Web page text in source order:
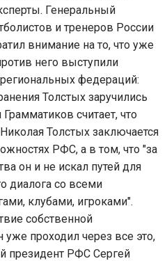
Генеральный
и тренеров России
внимание на то, что уже
него выступили
федераций:
Толстых заручились
считает, что
Толстых заключается
РФС, а в том, что "за
он и не искал путей для
диалога со всеми
клубами, игроками".
собственной
проходил через все это,
президент РФС Сергей